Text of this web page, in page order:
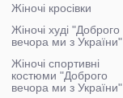
Жіночі кросівки
Жіночі худі "Доброго
вечора ми з України"
Жіночі спортивні
костюми "Доброго
вечора ми з України"